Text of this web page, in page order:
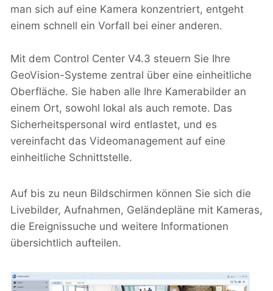
man sich auf eine Kamera konzentriert, entgeht
einem schnell ein Vorfall bei einer anderen.
Mit dem Control Center V4.3 steuern Sie Ihre
GeoVision-Systeme zentral über eine einheitliche
Oberfläche. Sie haben alle Ihre Kamerabilder an
einem Ort, sowohl lokal als auch remote. Das
Sicherheitspersonal wird entlastet, und es
vereinfacht das Videomanagement auf eine
einheitliche Schnittstelle.
Auf bis zu neun Bildschirmen können Sie sich die
Livebilder, Aufnahmen, Geländepläne mit Kameras,
die Ereignissuche und weitere Informationen
übersichtlich aufteilen.